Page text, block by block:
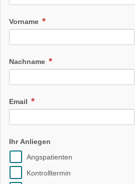
Vorname
Nachname
Email
Ihr Anliegen
Angspatienten
Kontrolltermin